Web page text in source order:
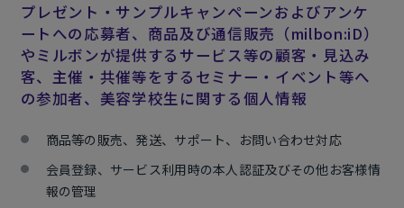
プレゼント・サンプルキャンペーンおよびアンケ
ートへの応募者、商品及び通信販売（milbon:iD）
やミルボンが提供するサービス等の顧客・見込み
客、主催・共催等をするセミナー・イベント等へ
の参加者、美容学校生に関する個人情報
商品等の販売、発送、サポート、お問い合わせ対応
会員登録、サービス利用時の本人認証及びその他お客様情
報の管理